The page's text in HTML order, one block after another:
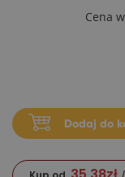
Cena
Dodaj do